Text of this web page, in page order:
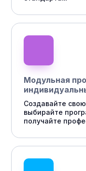
Модульная
Создавайте
выбирайте
получайте